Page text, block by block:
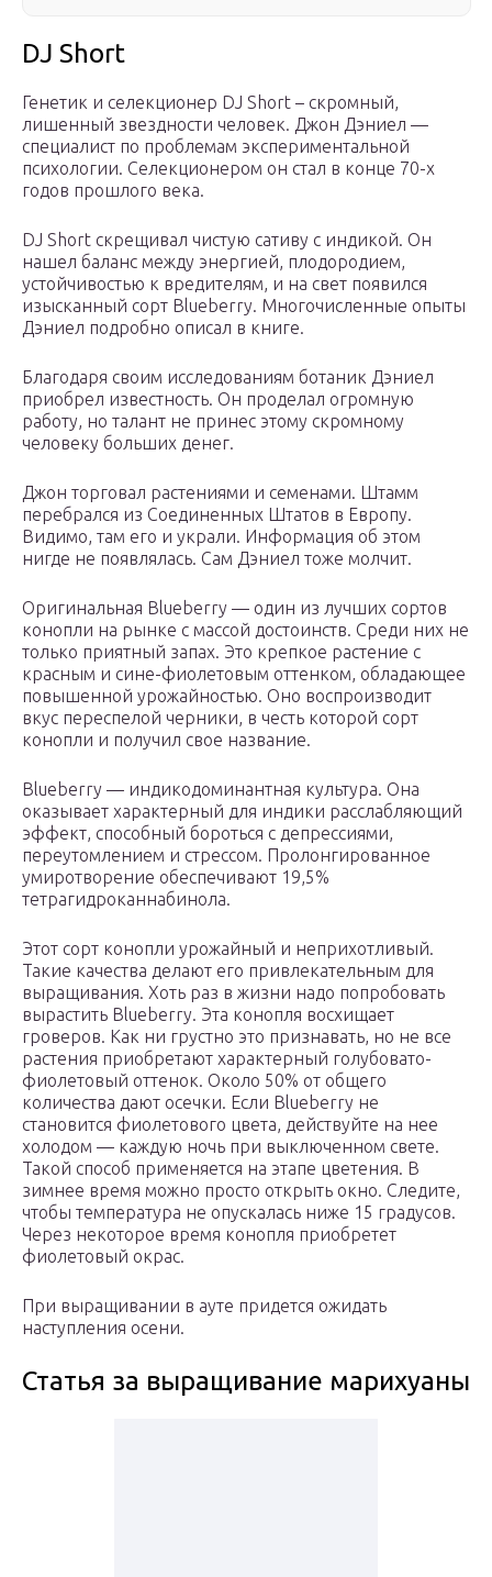
DJ Short
Генетик и селекционер DJ Short – скромный,
лишенный звездности человек. Джон Дэниел —
специалист по проблемам экспериментальной
психологии. Селекционером он стал в конце 70-х
годов прошлого века.
DJ Short скрещивал чистую сативу с индикой. Он
нашел баланс между энергией, плодородием,
устойчивостью к вредителям, и на свет появился
изысканный сорт Blueberry. Многочисленные опыты
Дэниел подробно описал в книге.
Благодаря своим исследованиям ботаник Дэниел
приобрел известность. Он проделал огромную
работу, но талант не принес этому скромному
человеку больших денег.
Джон торговал растениями и семенами. Штамм
перебрался из Соединенных Штатов в Европу.
Видимо, там его и украли. Информация об этом
нигде не появлялась. Сам Дэниел тоже молчит.
Оригинальная Blueberry — один из лучших сортов
конопли на рынке с массой достоинств. Среди них не
только приятный запах. Это крепкое растение с
красным и сине-фиолетовым оттенком, обладающее
повышенной урожайностью. Оно воспроизводит
вкус переспелой черники, в честь которой сорт
конопли и получил свое название.
Blueberry — индикодоминантная культура. Она
оказывает характерный для индики расслабляющий
эффект, способный бороться с депрессиями,
переутомлением и стрессом. Пролонгированное
умиротворение обеспечивают 19,5%
тетрагидроканнабинола.
Этот сорт конопли урожайный и неприхотливый.
Такие качества делают его привлекательным для
выращивания. Хоть раз в жизни надо попробовать
вырастить Blueberry. Эта конопля восхищает
гроверов. Как ни грустно это признавать, но не все
растения приобретают характерный голубовато-
фиолетовый оттенок. Около 50% от общего
количества дают осечки. Если Blueberry не
становится фиолетового цвета, действуйте на нее
холодом — каждую ночь при выключенном свете.
Такой способ применяется на этапе цветения. В
зимнее время можно просто открыть окно. Следите,
чтобы температура не опускалась ниже 15 градусов.
Через некоторое время конопля приобретет
фиолетовый окрас.
При выращивании в ауте придется ожидать
наступления осени.
Статья за выращивание марихуаны